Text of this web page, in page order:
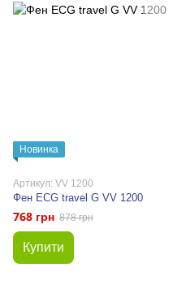
Новинка
Артикул: VV 1200
Фен ECG travel G VV 1200
768 грн 878 грн
Купити